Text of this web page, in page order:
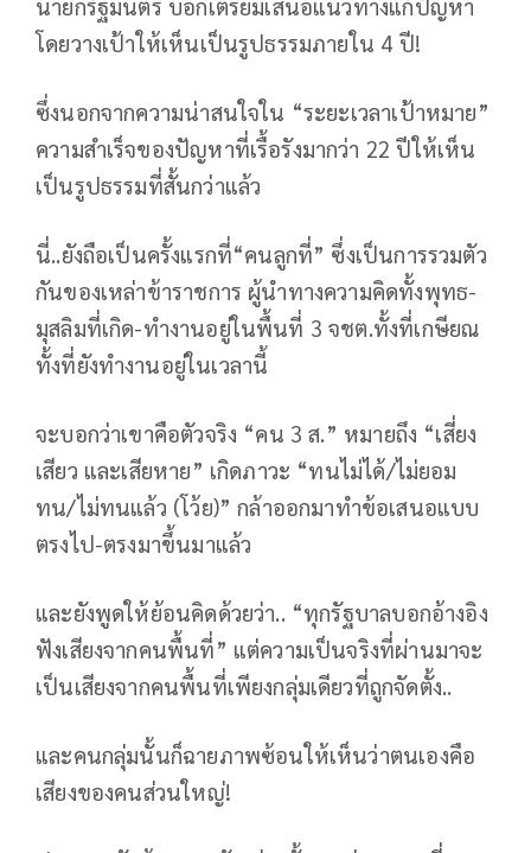
นายกรัฐมนตรี บอกเตรียมเสนอแนวทางแก้ปัญหา
โดยวางเป้าให้เห็นเป็นรูปธรรมภายใน 4 ปี!
ซึ่งนอกจากความน่าสนใจใน “ระยะเวลาเป้าหมาย”
ความสำเร็จของปัญหาที่เรื้อรังมากว่า 22 ปีให้เห็น
เป็นรูปธรรมที่สั้นกว่าแล้ว
นี่..ยังถือเป็นครั้งแรกที่“คนลูกที่” ซึ่งเป็นการรวมตัว
กันของเหล่าข้าราชการ ผู้นำทางความคิดทั้งพุทธ-
มุสลิมที่เกิด-ทำงานอยู่ในพื้นที่ 3 จชต.ทั้งที่เกษียณ
ทั้งที่ยังทำงานอยู่ในเวลานี้
จะบอกว่าเขาคือตัวจริง “คน 3 ส.” หมายถึง “เสี่ยง
เสียว และเสียหาย” เกิดภาวะ “ทนไม่ได้/ไม่ยอม
ทน/ไม่ทนแล้ว (โว้ย)” กล้าออกมาทำข้อเสนอแบบ
ตรงไป-ตรงมาขึ้นมาแล้ว
และยังพูดให้ย้อนคิดด้วยว่า.. “ทุกรัฐบาลบอกอ้างอิง
ฟังเสียงจากคนพื้นที่” แต่ความเป็นจริงที่ผ่านมาจะ
เป็นเสียงจากคนพื้นที่เพียงกลุ่มเดียวที่ถูกจัดตั้ง..
และคนกลุ่มนั้นก็ฉายภาพซ้อนให้เห็นว่าตนเองคือ
เสียงของคนส่วนใหญ่!